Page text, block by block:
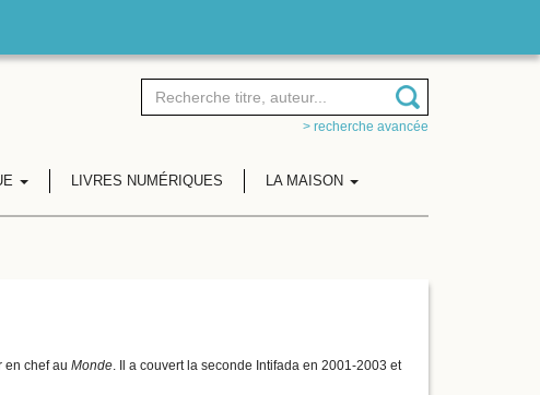
> recherche avancée
LIVRES NUMÉRIQUES LA MAISON
chef au Monde. Il a couvert la seconde Intifada en 2001-2003 et